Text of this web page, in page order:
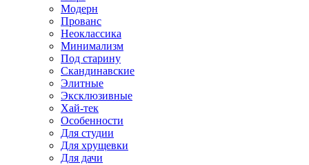
Модерн
Прованс
Неоклассика
Минимализм
Под старину
Скандинавские
Элитные
Эксклюзивные
Хай-тек
Особенности
Для студии
Для хрущевки
Для дачи